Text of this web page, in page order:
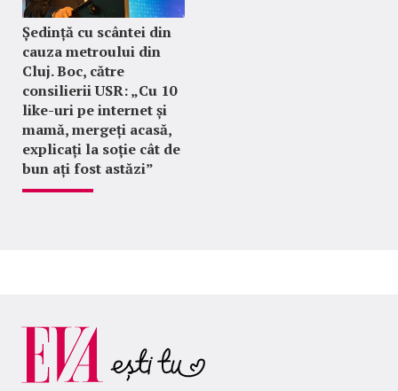
Ședință cu scântei din
cauza metroului din
Cluj. Boc, către
consilierii USR: „Cu 10
like-uri pe internet și
mamă, mergeți acasă,
explicați la soție cât de
bun ați fost astăzi”